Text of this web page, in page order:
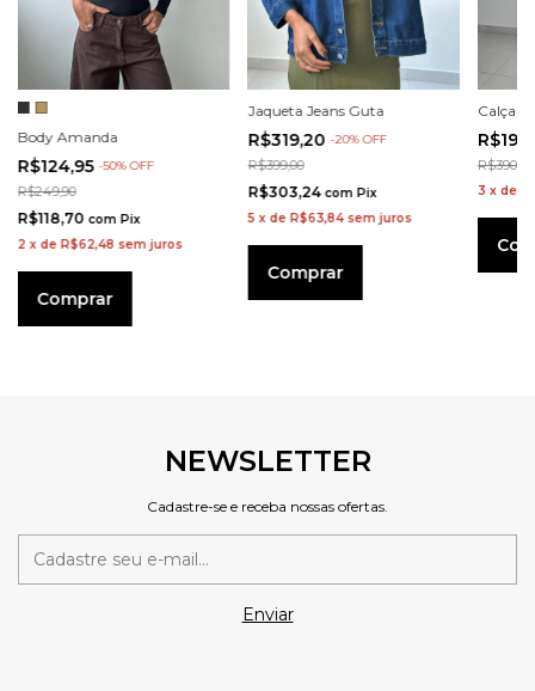
Body Amanda
R$124,95 -50%OFF
R$249,90
R$118,70 com Pix
2 x de R$62,48 sem juros
Comprar
Jaqueta Jeans Guta
R$319,20 -20%OFF
R$399,00
R$303,24 com Pix
5 x de R$63,84 sem juros
Comprar
Calça
R$390,00
3 x de
NEWSLETTER
Cadastre-se e receba nossas ofertas.